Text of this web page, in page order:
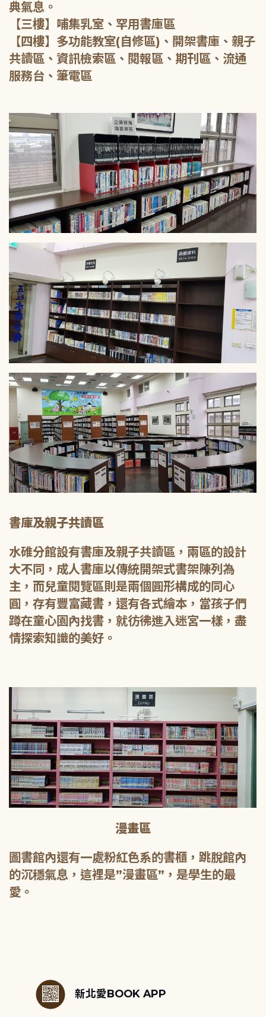
典氣息。
【三樓】哺集乳室、罕用書庫區
【四樓】多功能教室(自修區)、開架書庫、親子
共讀區、資訊檢索區、閱報區、期刊區、流通
服務台、筆電區
書庫及親子共讀區
水碓分館設有書庫及親子共讀區，兩區的設計
大不同，成人書庫以傳統開架式書架陳列為
主，而兒童閱覽區則是兩個圓形構成的同心
圓，存有豐富藏書，還有各式繪本，當孩子們
蹲在童心園內找書，就彷彿進入迷宮一樣，盡
情探索知識的美好。
漫畫區
圖書館內還有一處粉紅色系的書櫃，跳脫館內
的沉穩氣息，這裡是”漫畫區”，是學生的最
愛。
新北愛BOOK APP